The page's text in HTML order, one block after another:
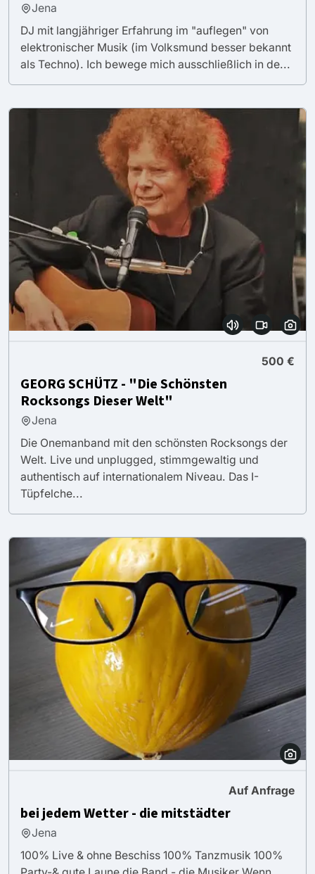
Jena
DJ mit langjähriger Erfahrung im "auflegen" von
elektronischer Musik (im Volksmund besser bekannt
als Techno). Ich bewege mich ausschließlich in de...
500 €
GEORG SCHÜTZ - "Die Schönsten
Rocksongs Dieser Welt"
Jena
Die Onemanband mit den schönsten Rocksongs der
Welt. Live und unplugged, stimmgewaltig und
authentisch auf internationalem Niveau. Das I-
Tüpfelche...
Auf Anfrage
bei jedem Wetter - die mitstädter
Jena
100% Live & ohne Beschiss 100% Tanzmusik 100%